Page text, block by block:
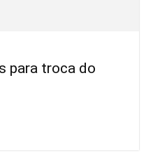
para troca do